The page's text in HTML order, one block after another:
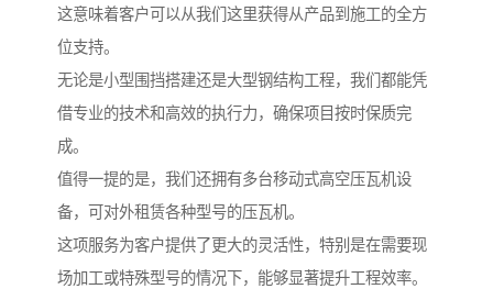
这意味着客户可以从我们这里获得从产品到施工的全方
位支持。
无论是小型围挡搭建还是大型钢结构工程，我们都能凭
借专业的技术和高效的执行力，确保项目按时保质完
成。
值得一提的是，我们还拥有多台移动式高空压瓦机设
备，可对外租赁各种型号的压瓦机。
这项服务为客户提供了更大的灵活性，特别是在需要现
场加工或特殊型号的情况下，能够显著提升工程效率。